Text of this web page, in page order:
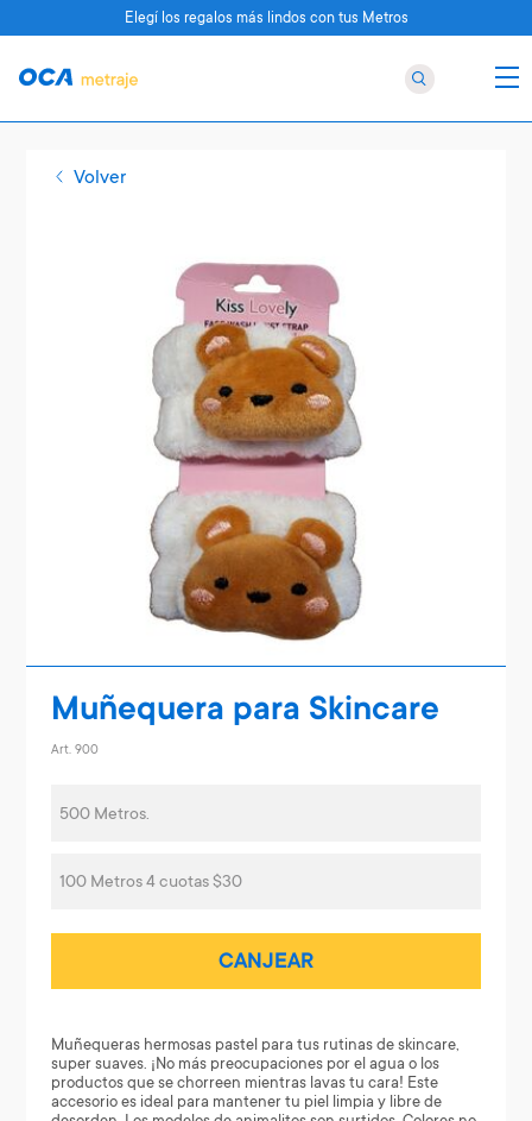
Volver
Muñequera para Skincare
Art. 900
500 Metros.
100 Metros 4 cuotas $30
CANJEAR
Muñequeras hermosas pastel para tus rutinas de skincare,
super suaves. ¡No más preocupaciones por el agua o los
productos que se chorreen mientras lavas tu cara! Este
accesorio es ideal para mantener tu piel limpia y libre de
Elegí los regalos más lindos con tus Metros